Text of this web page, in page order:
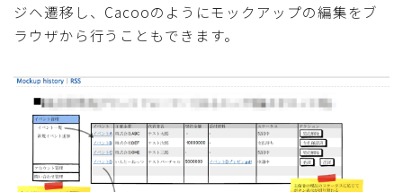
ジヘ遷移し、Cacooのようにモックアップの編集をブ
ラウザから行うこともできます。